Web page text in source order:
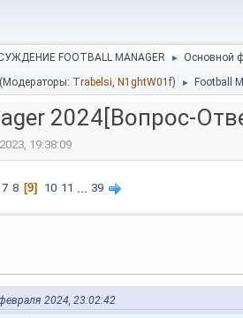
FOOTBALL MANAGER ► Основной
(Модераторы: Trabelsi, N1ghtW01f) ► Football
2024[Вопрос-
19:38:09
7 8 9 10 11 ... 39
2024, 23:02:42